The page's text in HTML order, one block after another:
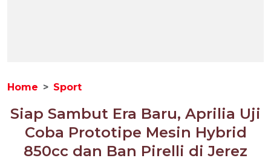
Home Sport
Siap Sambut Era Baru, Aprilia Uji
Coba Prototipe Mesin Hybrid
850cc dan Ban Pirelli di Jerez